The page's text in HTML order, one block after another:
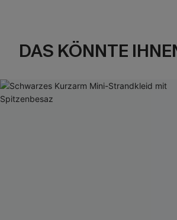
DAS KÖNNTE